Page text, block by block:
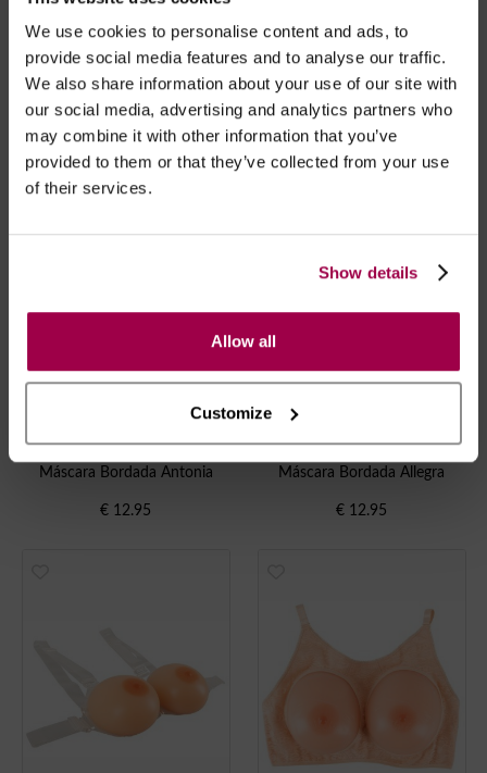
We use cookies to personalise content and ads, to
provide social media features and to analyse our traffic.
We also share information about your use of our site with
our social media, advertising and analytics partners who
may combine it with other information that you’ve
provided to them or that they’ve collected from your use
of their services.
Show details
Allow all
Customize
COTTELLI ACCESSOIRES
Máscara De Renda
COTTELLI ACCESSOIRES
Mascara De Renda Sexy
11.95
Máscara Bordada Antonia
€ 12.95
Máscara Bordada Allegra
€ 12.95